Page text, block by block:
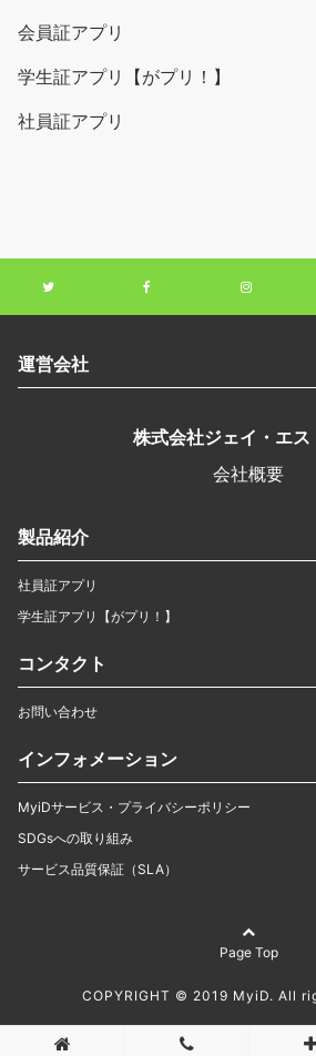
会員証アプリ
学生証アプリ【がプリ！】
社員証アプリ
運営会社
株式会社ジェイ・エス
会社概要
製品紹介
社員証アプリ
学生証アプリ【がプリ！】
コンタクト
お問い合わせ
インフォメーション
MyiDサービス・プライバシーポリシー
SDGsへの取り組み
サービス品質保証（SLA）
Page Top
COPYRIGHT © 2019 MyiD. All